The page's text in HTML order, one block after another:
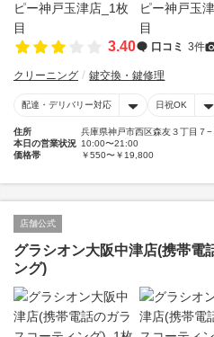
3.40 口コミ 3件
クリーニング 鍵交換・鍵修理
配達・デリバリー対応 日祝OK
住所
兵庫県神戸市西区森友３丁目７−
本日の営業状況 10:00〜21:00
価格帯
￥550〜￥19,800
店舗公式
グラシオン大阪中津店(携帯電
ング)